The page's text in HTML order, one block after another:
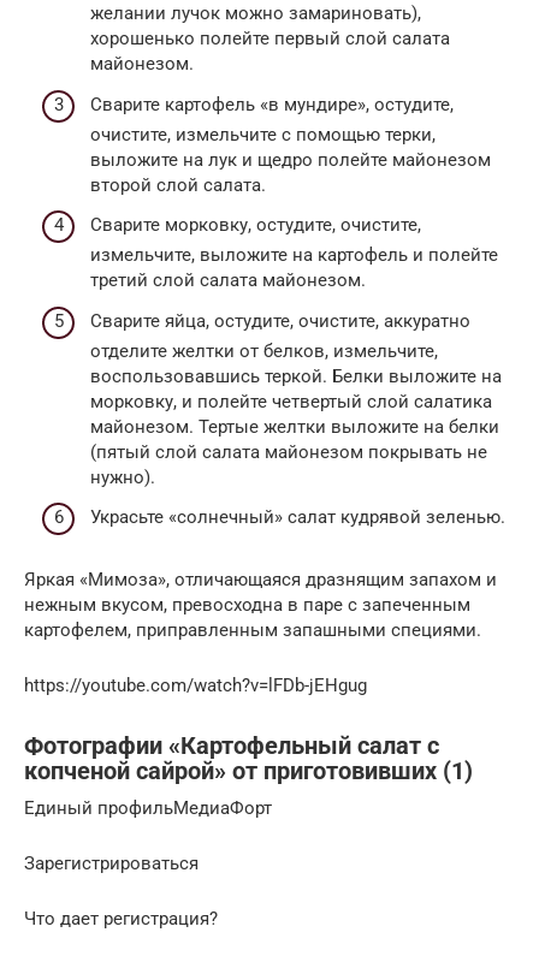
желании лучок можно замариновать),
хорошенько полейте первый слой салата
майонезом.
Сварите картофель «в мундире», остудите,
очистите, измельчите с помощью терки,
выложите на лук и щедро полейте майонезом
второй слой салата.
Сварите морковку, остудите, очистите,
измельчите, выложите на картофель и полейте
третий слой салата майонезом.
Сварите яйца, остудите, очистите, аккуратно
отделите желтки от белков, измельчите,
воспользовавшись теркой. Белки выложите на
морковку, и полейте четвертый слой салатика
майонезом. Тертые желтки выложите на белки
(пятый слой салата майонезом покрывать не
нужно).
Украсьте «солнечный» салат кудрявой зеленью.
Яркая «Мимоза», отличающаяся дразнящим запахом и
нежным вкусом, превосходна в паре с запеченным
картофелем, приправленным запашными специями.
https://youtube.com/watch?v=lFDb-jEHgug
Фотографии «Картофельный салат с
копченой сайрой» от приготовивших (1)
Единый профильМедиаФорт
Зарегистрироваться
Что дает регистрация?